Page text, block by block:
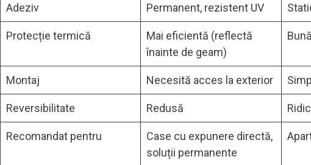
Adeziv Permanent, rezistent UV
Protecție termică
Mai eficientă (reflectă
înainte de geam)
Montaj Necesită acces la exterior
Reversibilitate Redusă
Recomandat pentru
Case cu expunere directă,
soluții permanente